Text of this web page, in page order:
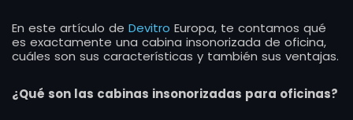
En este artículo de Devitro Europa, te contamos qué
es exactamente una cabina insonorizada de oficina,
cuáles son sus características y también sus ventajas.
¿Qué son las cabinas insonorizadas para oficinas?